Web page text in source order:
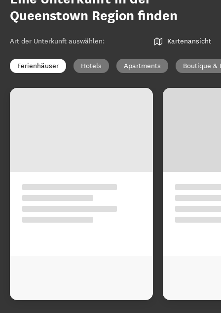
Queenstown Region finden
Art der Unterkunft auswählen: Kartenansicht
Ferienhäuser Hotels Apartments Boutique &